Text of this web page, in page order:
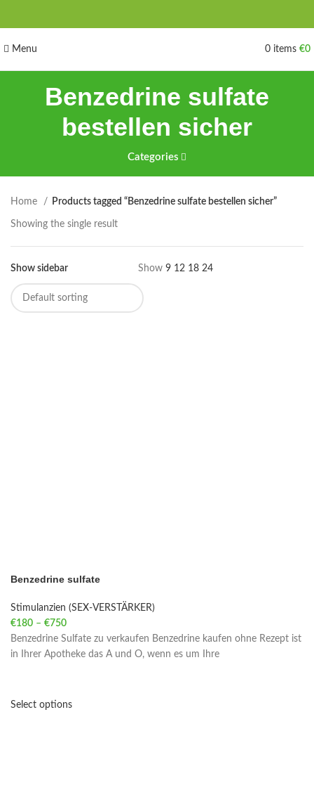
Menu 0 items €0
Benzedrine sulfate
bestellen sicher
Categories
Home Products tagged “Benzedrine sulfate bestellen sicher”
Showing the single result
Show sidebar Show 9 12 18 24
Benzedrine sulfate
Stimulanzien (SEX-VERSTÄRKER)
€180 – €750
Benzedrine Sulfate zu verkaufen Benzedrine kaufen ohne Rezept ist
in Ihrer Apotheke das A und O, wenn es um Ihre
Select options